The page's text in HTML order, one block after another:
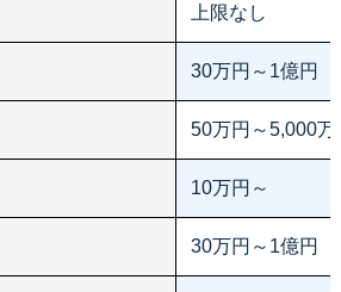
上限なし
30万円～1億円
50万円～5,000万
10万円～
30万円～1億円